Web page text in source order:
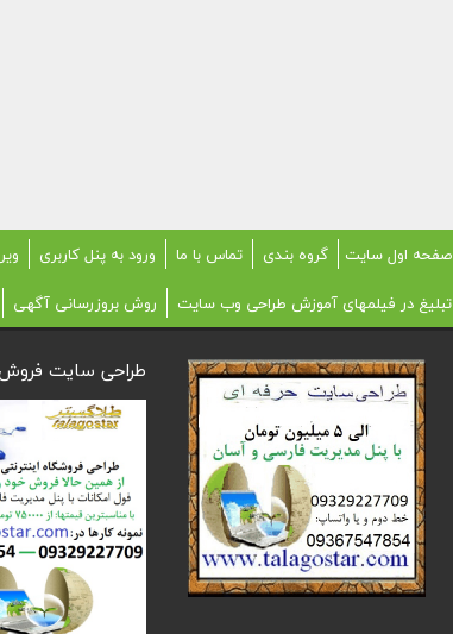
صفحه اول سایت گروه بندی تماس با ما ورود به پنل کاربری
تبلیغ در فیلمهای آموزش طراحی وب سایت
روش بروزرسانی آگهی
طراحی سایت فروش